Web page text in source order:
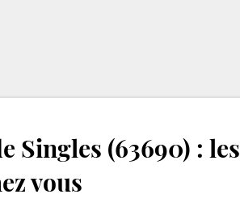
Singles (63690) : les
vous